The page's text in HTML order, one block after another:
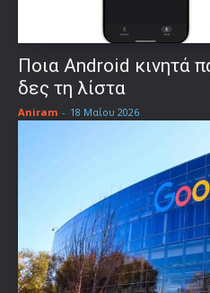
Ποια Android κινητά
δες τη λίστα
Aniram - 18 Μαΐου 2026